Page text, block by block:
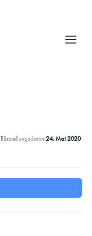
1Erstellungsdatum24. Mai 2020